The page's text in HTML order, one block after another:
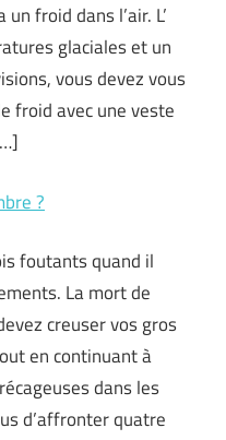
froid dans l’air. L’
glaciales et un
vous devez vous
froid avec une veste
?
foutants quand il
La mort de
creuser vos gros
en continuant à
dans les
d’affronter quatre